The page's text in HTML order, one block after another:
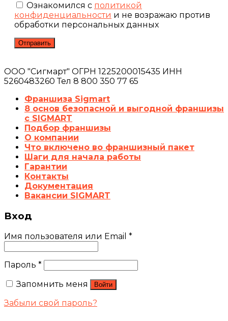
Ознакомился с политикой
конфиденциальности и не возражаю против
обработки персональных данных
ООО "Сигмарт" ОГРН 1225200015435 ИНН
5260483260 Тел 8 800 350 77 65
Франшиза Sigmart
8 основ безопасной и выгодной франшизы
с SIGMART
Подбор франшизы
О компании
Что включено во франшизный пакет
Шаги для начала работы
Гарантии
Контакты
Документация
Вакансии SIGMART
Вход
Имя пользователя или Email *
Пароль *
Запомнить меня
Войти
Забыли свой пароль?